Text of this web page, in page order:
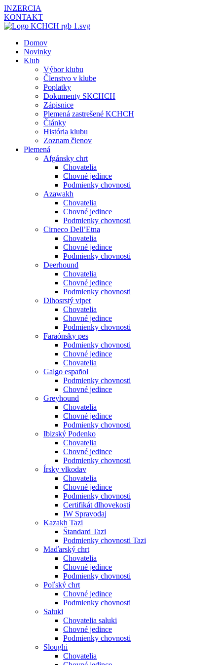
INZERCIA
KONTAKT
Domov
Novinky
Klub
Výbor klubu
Členstvo v klube
Poplatky
Dokumenty SKCHCH
Zápisnice
Plemená zastrešené KCHCH
Články
História klubu
Zoznam členov
Plemená
Afgánsky chrt
Chovatelia
Chovné jedince
Podmienky chovnosti
Azawakh
Chovatelia
Chovné jedince
Podmienky chovnosti
Cirneco Dell’Etna
Chovatelia
Chovné jedince
Podmienky chovnosti
Deerhound
Chovatelia
Chovné jedince
Podmienky chovnosti
Dlhosrstý vipet
Chovatelia
Chovné jedince
Podmienky chovnosti
Faraónsky pes
Podmienky chovnosti
Chovné jedince
Chovatelia
Galgo español
Podmienky chovnosti
Chovné jedince
Greyhound
Chovatelia
Chovné jedince
Podmienky chovnosti
Ibizský Podenko
Chovatelia
Chovné jedince
Podmienky chovnosti
Írsky vlkodav
Chovatelia
Chovné jedince
Podmienky chovnosti
Certifikát dlhovekosti
IW Spravodaj
Kazakh Tazi
Štandard Tazi
Podmienky chovnosti Tazi
Maďarský chrt
Chovatelia
Chovné jedince
Podmienky chovnosti
Poľský chrt
Chovné jedince
Podmienky chovnosti
Saluki
Chovatelia saluki
Chovné jedince
Podmienky chovnosti
Sloughi
Chovatelia